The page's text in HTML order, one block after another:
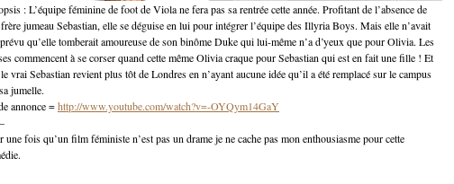
: L’équipe féminine de foot de Viola ne fera pas sa rentrée cette année. Profitant de l’absence de
jumeau Sebastian, elle se déguise en lui pour intégrer l’équipe des Illyria Boys. Mais elle n’avait
qu’elle tomberait amoureuse de son binôme Duke qui lui-même n’a d’yeux que pour Olivia. Les
commencent à se corser quand cette même Olivia craque pour Sebastian qui est en fait une fille ! Et
vrai Sebastian revient plus tôt de Londres en n’ayant aucune idée qu’il a été remplacé sur le campus
jumelle.
annonce =http://www.youtube.com/watch?v=-OYQym14GaY
une fois qu’un film féministe n’est pas un drame je ne cache pas mon enthousiasme pour cette